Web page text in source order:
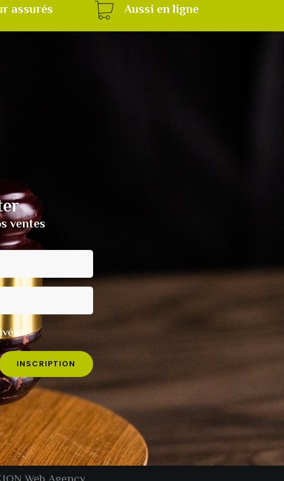
assurés Aussi en ligne
ventes
INSCRIPTION